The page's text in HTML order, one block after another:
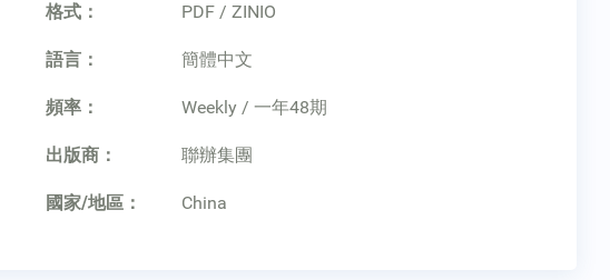
格式： PDF / ZINIO
語言： 簡體中文
頻率： Weekly / 一年48期
出版商： 聯辦集團
國家/地區： China